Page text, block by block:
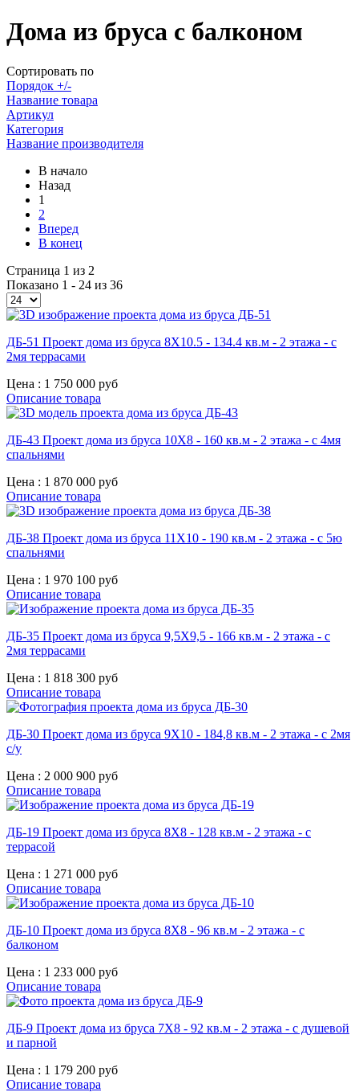
Дома из бруса с балконом
Сортировать по
Порядок +/-
Название товара
Артикул
Категория
Название производителя
В начало
Назад
1
2
Вперед
В конец
Страница 1 из 2
Показано 1 - 24 из 36
ДБ-51 Проект дома из бруса 8X10.5 - 134.4 кв.м - 2 этажа - с
2мя террасами
Цена : 1 750 000 руб
Описание товара
ДБ-43 Проект дома из бруса 10X8 - 160 кв.м - 2 этажа - с 4мя
спальнями
Цена : 1 870 000 руб
Описание товара
ДБ-38 Проект дома из бруса 11X10 - 190 кв.м - 2 этажа - с 5ю
спальнями
Цена : 1 970 100 руб
Описание товара
ДБ-35 Проект дома из бруса 9,5X9,5 - 166 кв.м - 2 этажа - с
2мя террасами
Цена : 1 818 300 руб
Описание товара
ДБ-30 Проект дома из бруса 9X10 - 184,8 кв.м - 2 этажа - с 2мя
с/у
Цена : 2 000 900 руб
Описание товара
ДБ-19 Проект дома из бруса 8X8 - 128 кв.м - 2 этажа - с
террасой
Цена : 1 271 000 руб
Описание товара
ДБ-10 Проект дома из бруса 8X8 - 96 кв.м - 2 этажа - с
балконом
Цена : 1 233 000 руб
Описание товара
ДБ-9 Проект дома из бруса 7X8 - 92 кв.м - 2 этажа - с душевой
и парной
Цена : 1 179 200 руб
Описание товара